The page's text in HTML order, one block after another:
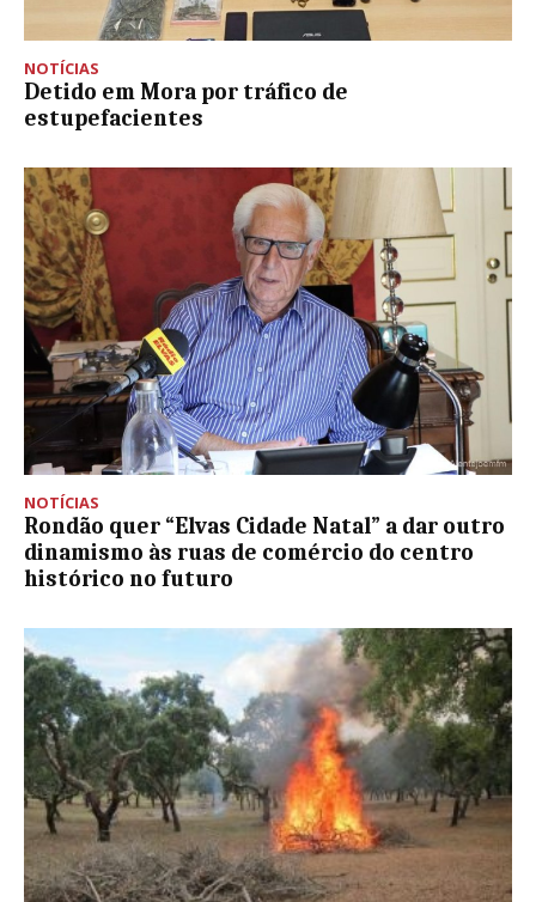
NOTÍCIAS
Detido em Mora por tráfico de
estupefacientes
NOTÍCIAS
Rondão quer “Elvas Cidade Natal” a dar outro
dinamismo às ruas de comércio do centro
histórico no futuro